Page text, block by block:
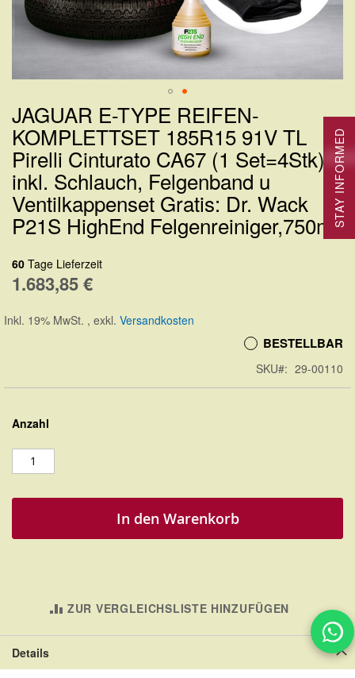
Zum
Anfang
der
Bildergalerie
springen
JAGUAR E-TYPE REIFEN-
KOMPLETTSET 185R15 91V TL
Pirelli Cinturato CA67 (1 Set=4Stk)
inkl. Schlauch, Felgenband u
Ventilkappenset Gratis: Dr. Wack
P21S HighEnd Felgenreiniger,750ml
60 Tage Lieferzeit
1.683,85 €
Inkl. 19% MwSt. , exkl. Versandkosten
BESTELLBAR
SKU 29-00110
Anzahl
In den Warenkorb
ZUR VERGLEICHSLISTE HINZUFÜGEN
Details
STAY INFORMED